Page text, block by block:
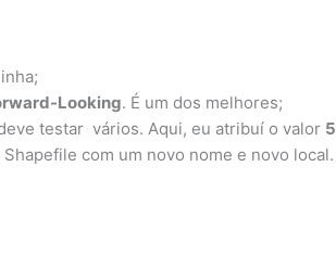
Looking. É um dos melhores;
testar vários. Aqui, eu atribuí o valor 5
com um novo nome e novo local.